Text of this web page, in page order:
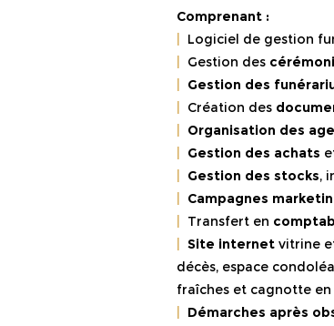
Comprenant :
Logiciel de gestion
Gestion des
Gestion des
Création des
Organisation des
Gestion des achats
Gestion des stocks,
Campagnes
Transfert en
Site internet vitrine
décès, espace
fraîches et cagnotte
Démarches après